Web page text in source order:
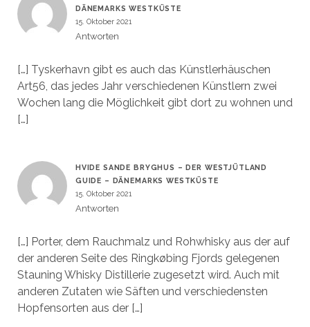
DÄNEMARKS WESTKÜSTE
15. Oktober 2021
Antworten
[…] Tyskerhavn gibt es auch das Künstlerhäuschen
Art56, das jedes Jahr verschiedenen Künstlern zwei
Wochen lang die Möglichkeit gibt dort zu wohnen und
[…]
HVIDE SANDE BRYGHUS – DER WESTJÜTLAND
GUIDE – DÄNEMARKS WESTKÜSTE
15. Oktober 2021
Antworten
[…] Porter, dem Rauchmalz und Rohwhisky aus der auf
der anderen Seite des Ringkøbing Fjords gelegenen
Stauning Whisky Distillerie zugesetzt wird. Auch mit
anderen Zutaten wie Säften und verschiedensten
Hopfensorten aus der […]